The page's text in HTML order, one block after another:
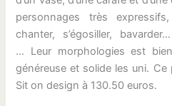
personnages très
chanter, s’égosiller,
… Leur morphologies est
généreuse et solide les uni.
Sit on design à 130.50 euros.